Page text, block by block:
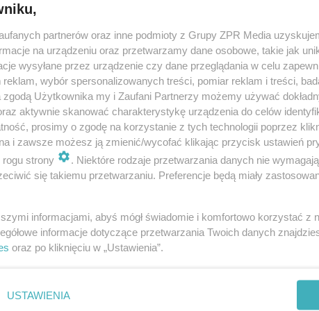
zastępuje porady lekarskiej. Redakcja serwisu dokłada wszelkich
wydawca serwisu nie ponoszą odpowiedzialności wynikającej z
zdrowotnych w rozumieniu art. 3 ust 1 ustawy o działalności leczniczej.
partnerów oraz inne podmioty z Grupy ZPR Media
na urządzeniu oraz przetwarzamy dane osobowe, takie jak
wysyłane przez urządzenie czy dane przeglądania w celu
wybór spersonalizowanych treści, pomiar reklam i treści,
zgodą Użytkownika my i Zaufani Partnerzy możemy używać
aktywnie skanować charakterystykę urządzenia do celów
prosimy o zgodę na korzystanie z tych technologii poprzez
i zawsze możesz ją zmienić/wycofać klikając przycisk ustawień
strony
. Niektóre rodzaje przetwarzania danych nie
się takiemu przetwarzaniu. Preferencje będą miały
informacjami, abyś mógł świadomie i komfortowo korzystać z
informacje dotyczące przetwarzania Twoich danych
oraz po kliknięciu w „Ustawienia”.
USTAWIENIA